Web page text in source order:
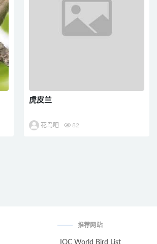
虎皮兰
花鸟吧 82
推荐网站
IOC World Bird List